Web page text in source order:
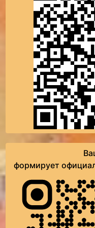
формирует